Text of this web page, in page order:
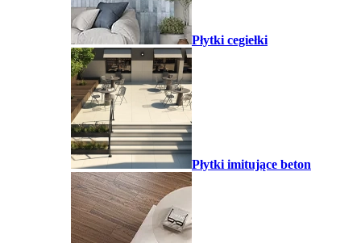
Płytki cegiełki
Płytki imitujące beton